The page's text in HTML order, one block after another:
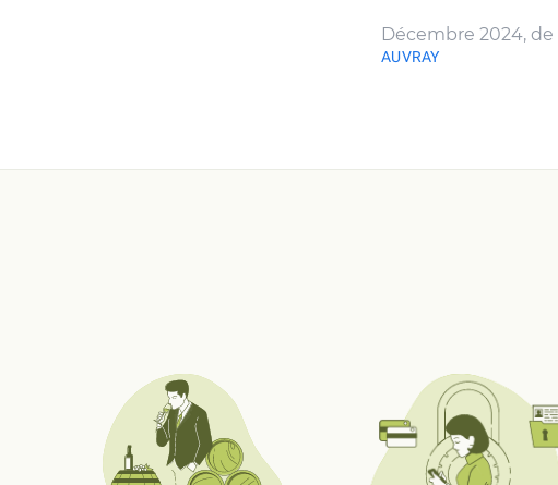
Décembre 2024, de
AUVRAY